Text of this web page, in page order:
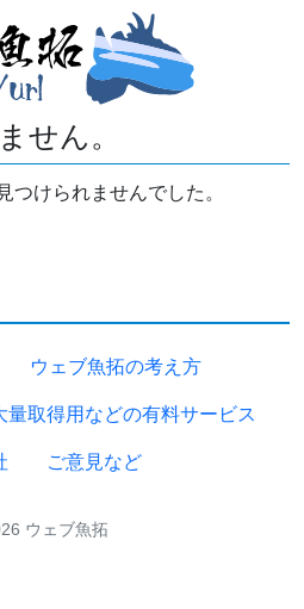
せん。
つけられませんでした。
ウェブ魚拓の考え方
量取得用などの有料サービス
ご意見など
ウェブ魚拓